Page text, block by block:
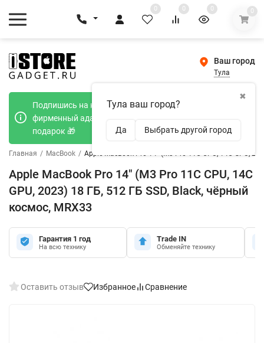
0 0 0 0
Ваш город
Тула
✖
Тула ваш город?
Да Выбрать другой город
Подпишись на наш телеграмм канал и получи
фирменный адаптер Type-C 20W при покупке в
подарок 🎁
Главная / MacBook / Apple MacBook Pro 14" (M3 Pro 11C CPU, 14C GPU,
Apple MacBook Pro 14" (M3 Pro 11C CPU, 14C
GPU, 2023) 18 ГБ, 512 ГБ SSD, Black, чёрный
космос, MRX33
Гарантия 1 год
На всю технику
Trade IN
Обменяйте технику
Оставить отзыв Избранное Сравнение